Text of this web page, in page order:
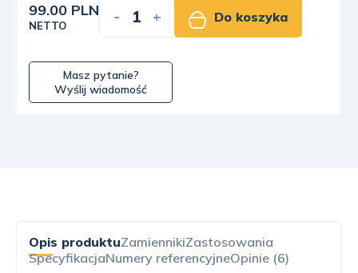
99.00 PLN
NETTO - + Do koszyka
Masz pytanie?
Wyślij wiadomość
Opis produktuZamiennikiZastosowania
SpecyfikacjaNumery referencyjneOpinie (6)